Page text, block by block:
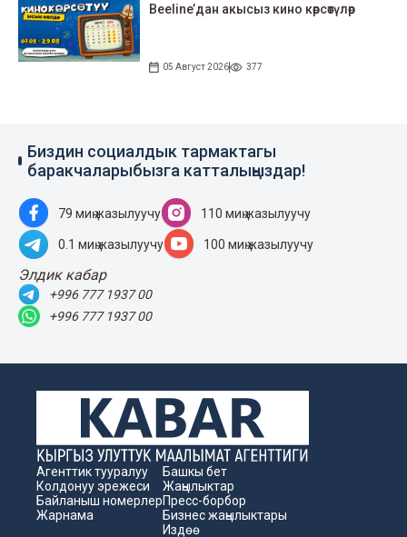
Beeline’дан акысыз кино көрсөтүлөр
05 Август 2026 377
Биздин социалдык тармактагы
баракчаларыбызга катталыңыздар!
79 миң жазылуучу 110 миң жазылуучу
0.1 миң жазылуучу 100 миң жазылуучу
Элдик кабар
+996 777 1937 00
+996 777 1937 00
Агенттик тууралуу
Колдонуу эрежеси
Байланыш номерлер
Жарнама
Башкы бет
Жаңылыктар
Пресс-борбор
Бизнес жаңылыктары
Издөө